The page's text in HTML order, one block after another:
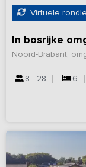
Virtuele
In bosrijke
Noord-Brabant,
8 - 28 6